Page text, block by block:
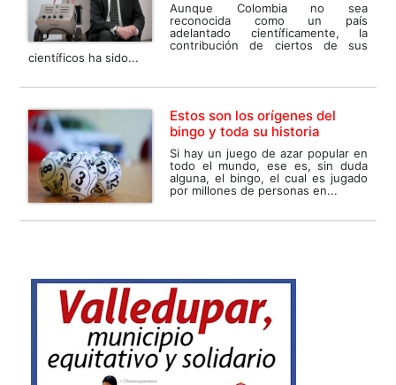
Aunque Colombia no sea
reconocida como un país
adelantado científicamente, la
contribución de ciertos de sus
científicos ha sido...
Estos son los orígenes del
bingo y toda su historia
Si hay un juego de azar popular en
todo el mundo, ese es, sin duda
alguna, el bingo, el cual es jugado
por millones de personas en...